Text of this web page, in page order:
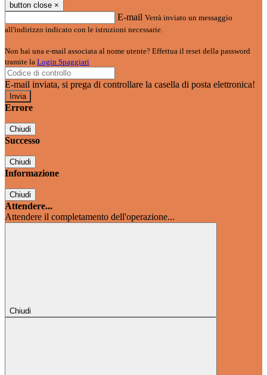
button close ×
E-mail Verrà inviato un messaggio
all'indirizzo indicato con le istruzioni necessarie.
Non hai una e-mail associata al nome utente? Effettua il reset della password
tramite la Login Spaggiari
E-mail inviata, si prega di controllare la casella di posta elettronica!
Errore
Chiudi
Successo
Chiudi
Informazione
Chiudi
Attendere...
Attendere il completamento dell'operazione...
Chiudi